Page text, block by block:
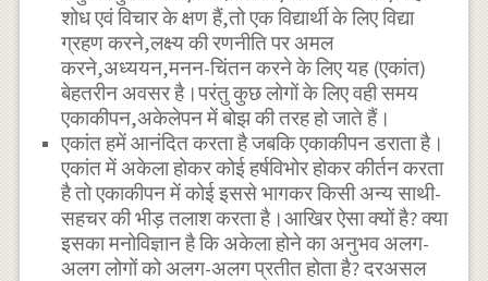
शोध एवं विचार के क्षण हैं,तो एक विद्यार्थी के लिए विद्या
ग्रहण करने,लक्ष्य की रणनीति पर अमल
करने,अध्ययन,मनन-चिंतन करने के लिए यह (एकांत)
बेहतरीन अवसर है।परंतु कुछ लोगों के लिए वही समय
एकाकीपन,अकेलेपन में बोझ की तरह हो जाते हैं।
एकांत हमें आनंदित करता है जबकि एकाकीपन डराता है।
एकांत में अकेला होकर कोई हर्षविभोर होकर कीर्तन करता
है तो एकाकीपन में कोई इससे भागकर किसी अन्य साथी-
सहचर की भीड़ तलाश करता है।आखिर ऐसा क्यों है? क्या
इसका मनोविज्ञान है कि अकेला होने का अनुभव अलग-
अलग लोगों को अलग-अलग प्रतीत होता है? दरअसल